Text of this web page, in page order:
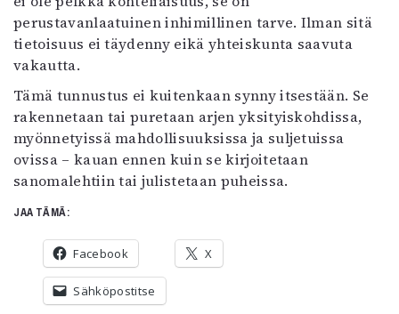
perustavanlaatuinen inhimillinen tarve. Ilman sitä
tietoisuus ei täydenny eikä yhteiskunta saavuta
vakautta.
Tämä tunnustus ei kuitenkaan synny itsestään. Se
rakennetaan tai puretaan arjen yksityiskohdissa,
myönnetyissä mahdollisuuksissa ja suljetuissa
ovissa – kauan ennen kuin se kirjoitetaan
sanomalehtiin tai julistetaan puheissa.
JAA TÄMÄ:
Facebook X
Sähköpostitse